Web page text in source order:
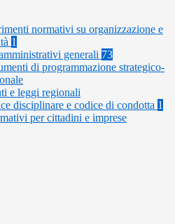
normativi su organizzazione e
1
generali 73
di programmazione strategico-
e leggi regionali
disciplinare e codice di condotta 1
per cittadini e imprese